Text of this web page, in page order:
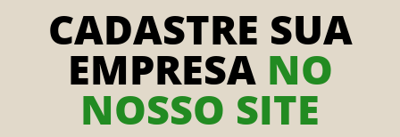
CADASTRE SUA
EMPRESA NO
NOSSO SITE